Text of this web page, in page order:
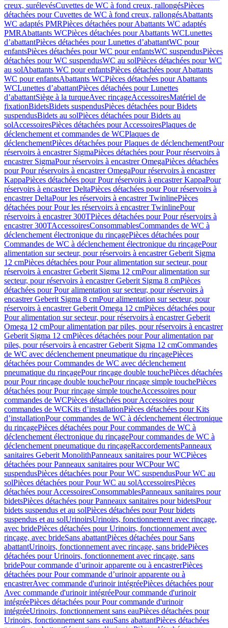
creux, surélevésCuvettes de WC à fond creux, rallongésPièces
détachées pour Cuvettes de WC à fond creux, rallongésAbattants
WC adaptés PMRPièces détachées pour Abattants WC adaptés
PMRAbattants WCPièces détachées pour Abattants WCLunettes
d’abattantPièces détachées pour Lunettes d’abattantWC pour
enfantsPièces détachées pour WC pour enfantsWC suspendusPièces
détachées pour WC suspendusWC au solPièces détachées pour WC
au solAbattants WC pour enfantsPièces détachées pour Abattants
WC pour enfantsAbattants WCPièces détachées pour Abattants
WCLunettes d’abattantPièces détachées pour Lunettes
d’abattantSiège à la turqueAvec rinçageAccessoiresMatériel de
fixationBidetsBidets suspendusPièces détachées pour Bidets
suspendusBidets au solPièces détachées pour Bidets au
solAccessoiresPièces détachées pour AccessoiresPlaques de
déclenchement et commandes de WCPlaques de
déclenchementPièces détachées pour Plaques de déclenchementPour
réservoirs à encastrer SigmaPièces détachées pour Pour réservoirs à
encastrer SigmaPour réservoirs à encastrer OmegaPièces détachées
pour Pour réservoirs à encastrer OmegaPour réservoirs à encastrer
KappaPièces détachées pour Pour réservoirs à encastrer KappaPour
réservoirs à encastrer DeltaPièces détachées pour Pour réservoirs à
encastrer DeltaPour les réservoirs à encastrer TwinlinePièces
détachées pour Pour les réservoirs à encastrer TwinlinePour
réservoirs à encastrer 300TPièces détachées pour Pour réservoirs à
encastrer 300TAccessoiresConsommablesCommandes de WC à
déclenchement électronique du rinçagePièces détachées pour
Commandes de WC à déclenchement électronique du rinçagePour
alimentation sur secteur, pour réservoirs à encastrer Geberit Sigma
12 cmPièces détachées pour Pour alimentation sur secteur, pour
réservoirs à encastrer Geberit Sigma 12 cmPour alimentation sur
secteur, pour réservoirs à encastrer Geberit Sigma 8 cmPièces
détachées pour Pour alimentation sur secteur, pour réservoirs à
encastrer Geberit Sigma 8 cmPour alimentation sur secteur, pour
réservoirs à encastrer Geberit Omega 12 cmPièces détachées pour
Pour alimentation sur secteur, pour réservoirs à encastrer Geberit
Omega 12 cmPour alimentation par piles, pour réservoirs à encastrer
Geberit Sigma 12 cmPièces détachées pour Pour alimentation par
piles, pour réservoirs à encastrer Geberit Sigma 12 cmCommandes
de WC avec déclenchement pneumatique du rinçagePièces
détachées pour Commandes de WC avec déclenchement
pneumatique du rinçagePour rinçage double touchePièces détachées
pour Pour rinçage double touchePour rinçage simple touchePièces
détachées pour Pour rinçage simple toucheAccessoires pour
commandes de WCPièces détachées pour Accessoires pour
commandes de WCKits d’installationPièces détachées pour Kits
d’installationPour commandes de WC à déclenchement électronique
du rinçagePièces détachées pour Pour commandes de WC à
déclenchement électronique du rinçagePour commandes de WC à
déclenchement pneumatique du rinçageRaccordementsPanneaux
sanitaires Geberit MonolithPanneaux sanitaires pour WCPièces
détachées pour Panneaux sanitaires pour WCPour WC
suspendusPièces détachées pour Pour WC suspendusPour WC au
solPièces détachées pour Pour WC au solAccessoiresPièces
détachées pour AccessoiresConsommablesPanneaux sanitaires pour
bidetsPièces détachées pour Panneaux sanitaires pour bidetsPour
bidets suspendus et au solPièces détachées pour Pour bidets
suspendus et au solUrinoirsUrinoirs, fonctionnement avec rinçage,
avec bridePièces détachées pour Urinoirs, fonctionnement avec
rinçage, avec brideSans abattantPièces détachées pour Sans
abattantUrinoirs, fonctionnement avec rinçage, sans bridePièces
détachées pour Urinoirs, fonctionnement avec rinçage, sans
bridePour commande d’urinoir apparente ou à encastrerPièces
détachées pour Pour commande d’urinoir apparente ou à
encastrerAvec commande d'urinoir intégréePièces détachées pour
Avec commande d'urinoir intégréePour commande d'urinoir
intégréePièces détachées pour Pour commande d'urinoir
intégréeUrinoirs, fonctionnement sans eauPièces détachées pour
Urinoirs, fonctionnement sans eauSans abattantPièces détachées